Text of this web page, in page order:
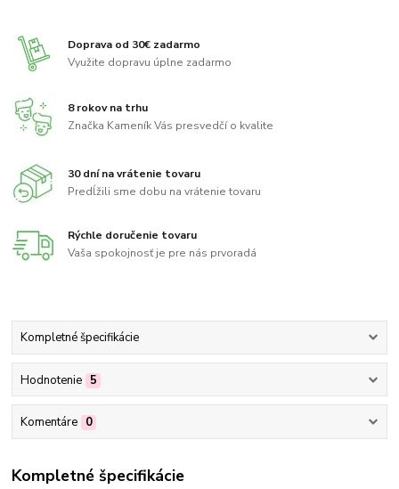
Doprava od 30€ zadarmo
Využite dopravu úplne zadarmo
8 rokov na trhu
Značka Kameník Vás presvedčí o kvalite
30 dní na vrátenie tovaru
Predĺžili sme dobu na vrátenie tovaru
Rýchle doručenie tovaru
Vaša spokojnosť je pre nás prvoradá
Kompletné špecifikácie
Hodnotenie 5
Komentáre 0
Kompletné špecifikácie